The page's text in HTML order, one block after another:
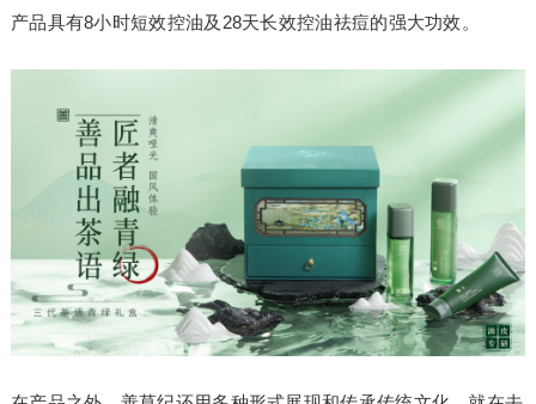
产品具有8小时短效控油及28天长效控油祛痘的强大功效。